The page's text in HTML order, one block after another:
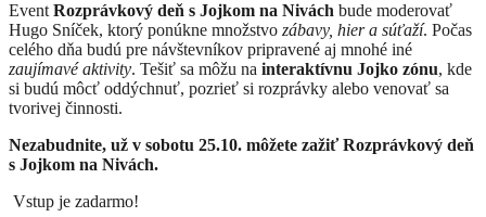
Event Rozprávkový deň s Jojkom na Nivách bude moderovať
Hugo Sníček, ktorý ponúkne množstvo zábavy, hier a súťaží. Počas
celého dňa budú pre návštevníkov pripravené aj mnohé iné
zaujímavé aktivity. Tešiť sa môžu na interaktívnu Jojko zónu, kde
si budú môcť oddýchnuť, pozrieť si rozprávky alebo venovať sa
tvorivej činnosti.
Nezabudnite, už v sobotu 25.10. môžete zažiť Rozprávkový deň
s Jojkom na Nivách.
Vstup je zadarmo!